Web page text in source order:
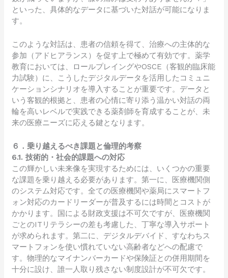
といった、具体的なデータに基づいた対話が可能になりま
す。
このような対話は、患者の信頼を得て、治療への主体的な
参加（アドヒアランス）を促す上で極めて有効です。薬学
教育においては、ロールプレイングやOSCE（客観的臨床能
力試験）に、こうしたデジタルデータを活用したコミュニ
ケーションシナリオを導入することが重要です。データと
いう客観的根拠と、患者の心情に寄り添う温かい対話の両
輪を高いレベルで実践できる薬剤師を育成することが、未
来の医療ニーズに応える鍵となります。
６．乗り越えるべき課題と倫理的考察
6.1. 技術的・社会的課題への対応
この輝かしい未来像を実現するためには、いくつかの重要
な課題を乗り越える必要があります。第一に、医療機関側
のシステム対応です。全ての医療機関や薬局にスマートフ
ォン対応のカードリーダーが普及するには時間とコストが
かかります。国による財政支援は不可欠ですが、医療機関
ごとのITリテラシーの差も考慮した、丁寧な導入サポート
が求められます。第二に、デジタルデバイド、すなわちス
マートフォンを使い慣れていない高齢者などへの配慮で
す。物理的なマイナンバーカードや保険証との併用期間を
十分に設け、誰一人取り残さない制度設計が不可欠です。